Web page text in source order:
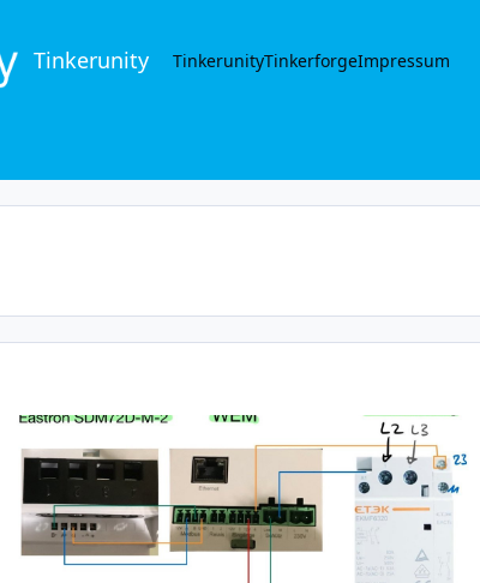
Tinkerunity TinkerunityTinkerforgeImpressum
Korrekte Verschaltung WEM + Schütz Phasenumschaltung